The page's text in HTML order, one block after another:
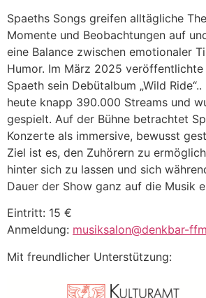
Spaeths Songs greifen alltägliche
Momente und Beobachtungen auf
eine Balance zwischen emotionaler
Humor. Im März 2025 veröffentlichte
Spaeth sein Debütalbum „Wild
heute knapp 390.000 Streams und
gespielt. Auf der Bühne betrachtet
Konzerte als immersive, bewusst
Ziel ist es, den Zuhörern zu
hinter sich zu lassen und sich
Dauer der Show ganz auf die Musik
Eintritt: 15 €
Anmeldung: musiksalon@denkbar-
Mit freundlicher Unterstützung: